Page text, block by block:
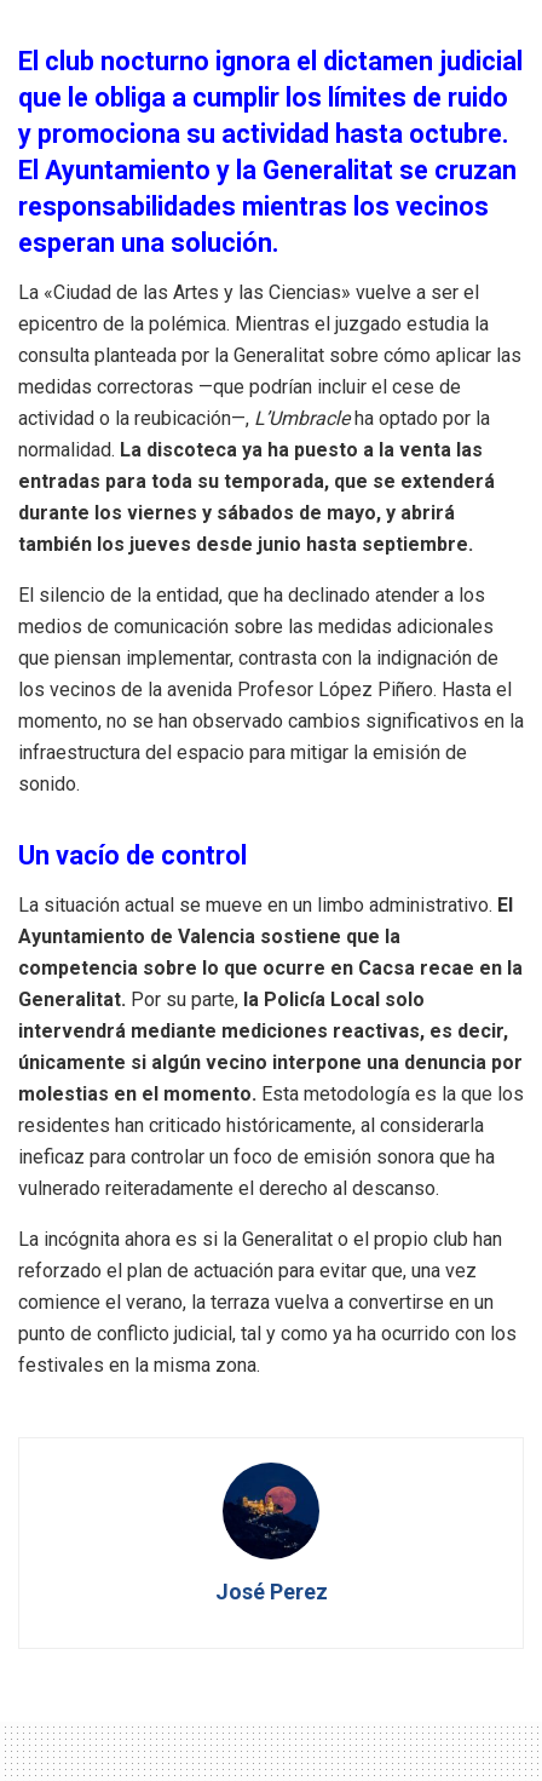
El club nocturno ignora el dictamen judicial
que le obliga a cumplir los límites de ruido
y promociona su actividad hasta octubre.
El Ayuntamiento y la Generalitat se cruzan
responsabilidades mientras los vecinos
esperan una solución.
La «Ciudad de las Artes y las Ciencias» vuelve a ser el
epicentro de la polémica. Mientras el juzgado estudia la
consulta planteada por la Generalitat sobre cómo aplicar las
medidas correctoras —que podrían incluir el cese de
actividad o la reubicación—, L’Umbracleha optado por la
normalidad. La discoteca ya ha puesto a la venta las
entradas para toda su temporada, que se extenderá
durante los viernes y sábados de mayo, y abrirá
también los jueves desde junio hasta septiembre.
El silencio de la entidad, que ha declinado atender a los
medios de comunicación sobre las medidas adicionales
que piensan implementar, contrasta con la indignación de
los vecinos de la avenida Profesor López Piñero. Hasta el
momento, no se han observado cambios significativos en la
infraestructura del espacio para mitigar la emisión de
sonido.
Un vacío de control
La situación actual se mueve en un limbo administrativo. El
Ayuntamiento de Valencia sostiene que la
competencia sobre lo que ocurre en Cacsa recae en la
Generalitat. Por su parte, la Policía Local solo
intervendrá mediante mediciones reactivas, es decir,
únicamente si algún vecino interpone una denuncia por
molestias en el momento. Esta metodología es la que los
residentes han criticado históricamente, al considerarla
ineficaz para controlar un foco de emisión sonora que ha
vulnerado reiteradamente el derecho al descanso.
La incógnita ahora es si la Generalitat o el propio club han
reforzado el plan de actuación para evitar que, una vez
comience el verano, la terraza vuelva a convertirse en un
punto de conflicto judicial, tal y como ya ha ocurrido con los
festivales en la misma zona.
José Perez